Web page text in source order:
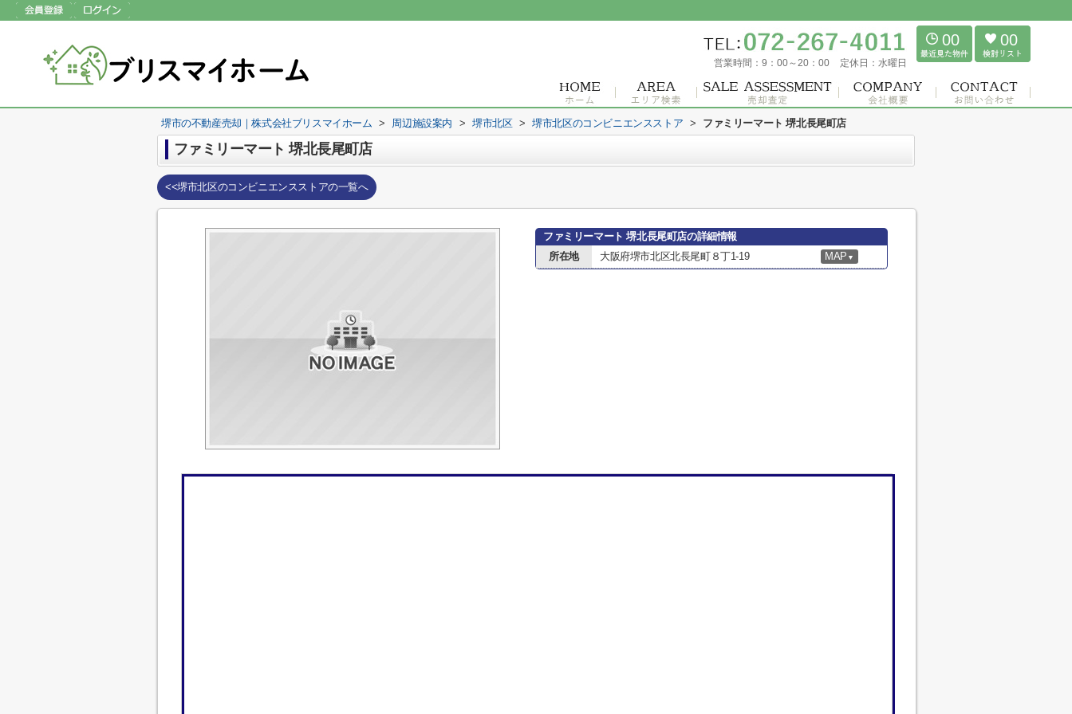
営業時間： 9：00～20：00 定休日： 水曜日
00 00
堺市の不動産売却｜株式会社ブリスマイホーム > 周辺施設案内 > 堺市北区 > 堺市北区のコンビニエンスストア > ファミリーマート 堺北長尾町店
ファミリーマート 堺北長尾町店
<<堺市北区のコンビニエンスストアの一覧へ
ファミリーマート 堺北長尾町店の詳細情報
所在地
大阪府堺市北区北長尾町８丁1-19 MAP ▼